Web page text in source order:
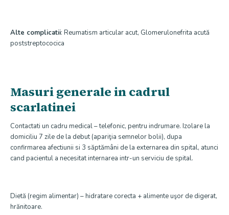
Alte complicatii: Reumatism articular acut, Glomerulonefrita acută
poststreptococica
Masuri generale in cadrul
scarlatinei
Contactati un cadru medical – telefonic, pentru indrumare. Izolare la
domiciliu 7 zile de la debut (apariţia semnelor bolii), dupa
confirmarea afectiunii si 3 săptămâni de la externarea din spital, atunci
cand pacientul a necesitat internarea intr-un serviciu de spital.
Dietă (regim alimentar) – hidratare corecta + alimente uşor de digerat,
hrănitoare.